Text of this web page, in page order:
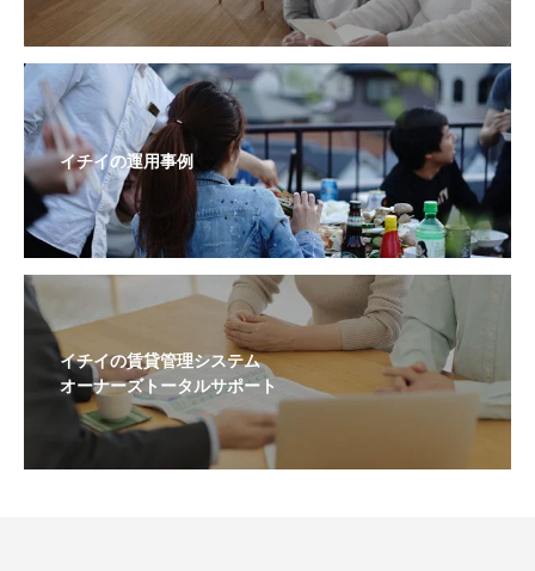
イチイの運用事例
イチイの賃貸管理システム
オーナーズトータルサポート